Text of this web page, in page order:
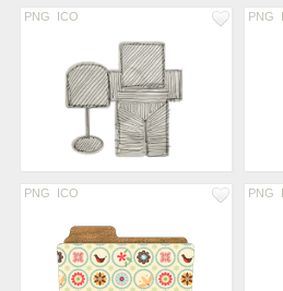
PNG ICO PNG
PNG ICO PNG